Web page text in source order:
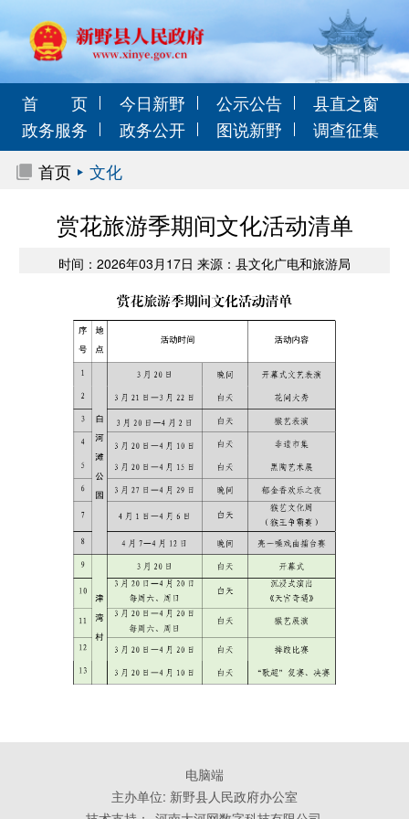
首 页 今日新野 公示公告
县直之窗
政务服务
政务公开 图说新野
调查征集
首页
文化
赏花旅游季期间文化活动清单
时间：2026年03月17日 来源：县文化广电和旅游局
电脑端
主办单位: 新野县人民政府办公室